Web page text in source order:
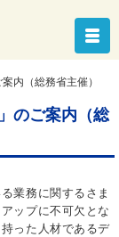
内（総務省主催）
のご案内（総
業務に関するさま
ップに不可欠とな
った人材であるデ